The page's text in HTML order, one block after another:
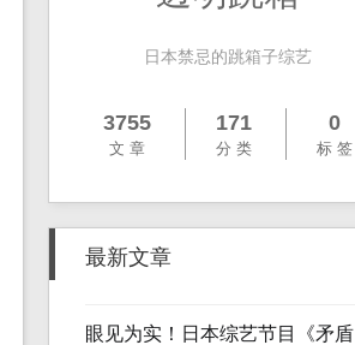
日本禁忌的跳箱子综艺
3755
文 章
171
分 类
0
标 签
最新文章
眼见为实！日本综艺节目《矛盾